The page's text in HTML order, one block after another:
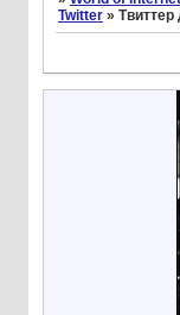
Twitter » Твиттер